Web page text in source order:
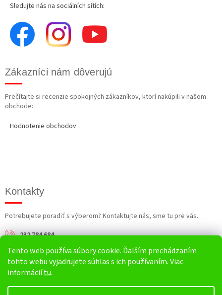
Tento web používa súbory cookie. Ďalším prechádzaním
tohto webu vyjadrujete súhlas s ich používaním. Viac
informáciítu.
Sledujte nás na sociálních sítích:
Zákazníci nám dôverujú
Prečítajte si recenzie spokojných zákazníkov, ktorí nakúpili v našom
obchode:
Hodnotenie obchodov
Kontakty
Potrebujete poradiť s výberom? Kontaktujte nás, sme tu pre vás.
232 784 684
info@harv.sk